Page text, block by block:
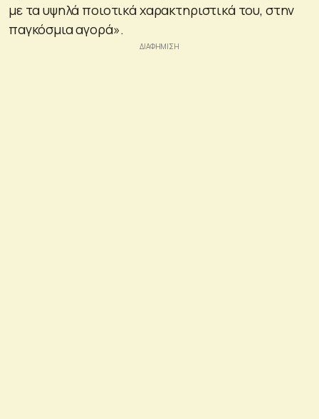
με τα υψηλά ποιοτικά χαρακτηριστικά του, στην
παγκόσμια αγορά».